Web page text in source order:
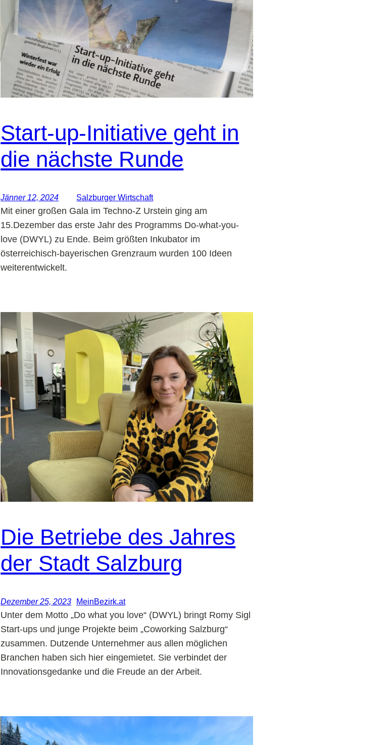
Start-up-Initiative geht in
die nächste Runde
Jänner 12, 2024 Salzburger Wirtschaft
Mit einer großen Gala im Techno-Z Urstein ging am
15.Dezember das erste Jahr des Programms Do-what-you-
love (DWYL) zu Ende. Beim größten Inkubator im
österreichisch-bayerischen Grenzraum wurden 100 Ideen
weiterentwickelt.
Die Betriebe des Jahres
der Stadt Salzburg
Dezember 25, 2023 MeinBezirk.at
Unter dem Motto „Do what you love“ (DWYL) bringt Romy Sigl
Start-ups und junge Projekte beim „Coworking Salzburg“
zusammen. Dutzende Unternehmer aus allen möglichen
Branchen haben sich hier eingemietet. Sie verbindet der
Innovationsgedanke und die Freude an der Arbeit.